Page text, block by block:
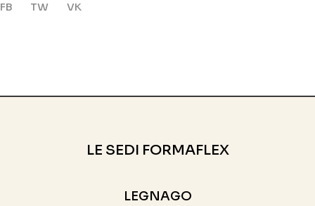
FB TW VK
LE SEDI FORMAFLEX
LEGNAGO